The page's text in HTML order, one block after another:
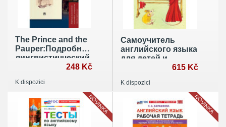
The Prince and the
Pauper:Подробный
лингвистичческий
комментарий с
переводом
248 Kč
K dispozici
Самоучитель
английского языка
для детей и
родителей. Часть
615 Kč
K dispozici
NOVINKA NOVINKA